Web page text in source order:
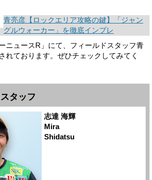
青亮彦【ロックエリア攻略の鍵】「ジャン
グルウォーカー」を徹底インプレ
ニュースR」にて、フィールドスタッフ青
れております。ぜひチェックしてみてく
タッフ
志達 海輝
Mira
Shidatsu